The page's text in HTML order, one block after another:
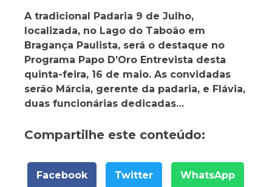
A tradicional Padaria 9 de Julho,
localizada, no Lago do Taboão em
Bragança Paulista, será o destaque no
Programa Papo D’Oro Entrevista desta
quinta-feira, 16 de maio. As convidadas
serão Márcia, gerente da padaria, e Flávia,
duas funcionárias dedicadas…
Compartilhe este conteúdo:
Facebook Twitter WhatsApp